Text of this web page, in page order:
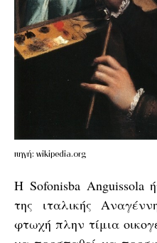
πηγή: wikipedia.org
H Sofonisba Anguissola
της ιταλικής
φτωχή πλην τίμια